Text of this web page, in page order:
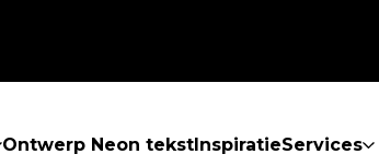
Ontwerp Neon tekstInspiratieServices